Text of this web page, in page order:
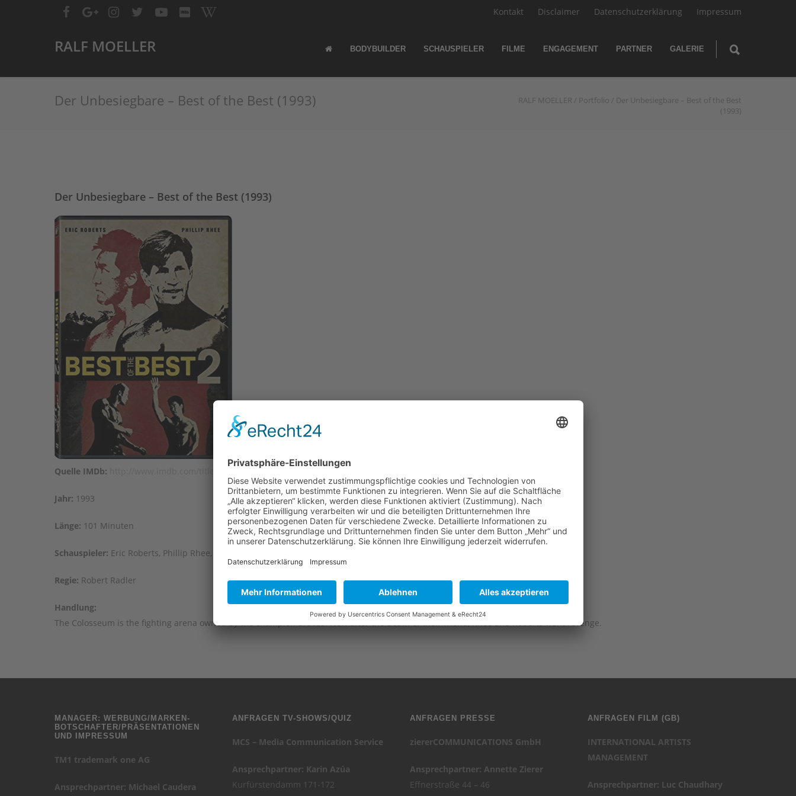
Kontakt Disclaimer Datenschutzerklärung Impressum
RALF MOELLER BODYBUILDER SCHAUSPIELER FILME ENGAGEMENT PARTNER GALERIE
Der Unbesiegbare – Best of the Best (1993) RALF MOELLER / Portfolio / Der Unbesiegbare – Best of the Best
(1993)
Der Unbesiegbare – Best of the Best (1993)
Quelle IMDb: http://www.imdb.com/title/tt0106393/?ref_=nm_flmg_act_40
Jahr: 1993
Länge: 101 Minuten
Schauspieler: Eric Roberts, Phillip Rhee, Chris Penn, Edan Gross
Regie: Robert Radler
Handlung:
The Colosseum is the fighting arena owned by the champion Bracus. Now after the death of their friend, Rhee and Roberts want revenge.
MANAGER: WERBUNG/MARKEN-
BOTSCHAFTER/PRÄSENTATIONEN
UND IMPRESSUM
TM1 trademark one AG
Ansprechpartner: Michael Caudera
ANFRAGEN TV-SHOWS/QUIZ
MCS – Media Communication Service
Ansprechpartner: Karin Azúa
Kurfürstendamm 171-172
ANFRAGEN PRESSE
ziererCOMMUNICATIONS GmbH
Ansprechpartner: Annette Zierer
Effnerstraße 44 – 46
ANFRAGEN FILM (GB)
INTERNATIONAL ARTISTS
MANAGEMENT
Ansprechpartner: Luc Chaudhary